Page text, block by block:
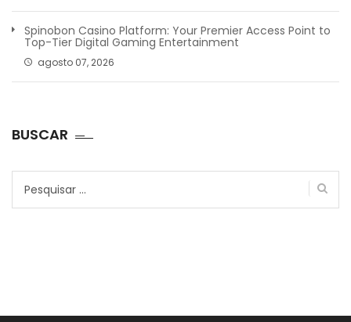
Spinobon Casino Platform: Your Premier Access Point to
Top-Tier Digital Gaming Entertainment
agosto 07, 2026
BUSCAR